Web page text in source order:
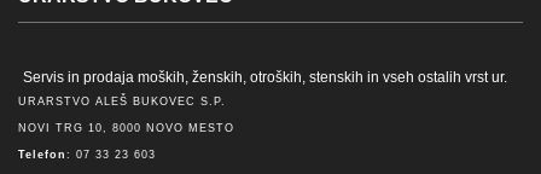
Servis in prodaja moških, ženskih, otroških, stenskih in vseh ostalih vrst ur.
URARSTVO ALEŠ BUKOVEC S.P.
NOVI TRG 10, 8000 NOVO MESTO
Telefon : 07 33 23 603